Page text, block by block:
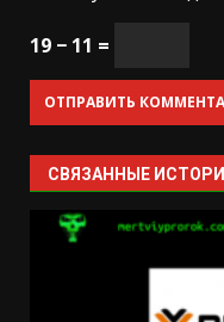
19 − 11 =
СВЯЗАННЫЕ